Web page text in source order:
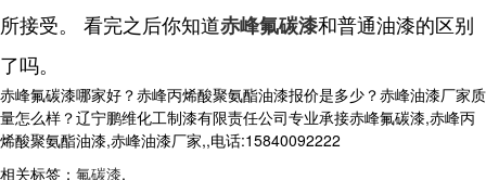
所接受。 看完之后你知道赤峰氟碳漆和普通油漆的区别
了吗。
赤峰氟碳漆哪家好？赤峰丙烯酸聚氨酯油漆报价是多少？赤峰油漆厂家质
量怎么样？辽宁鹏维化工制漆有限责任公司专业承接赤峰氟碳漆,赤峰丙
烯酸聚氨酯油漆,赤峰油漆厂家,,电话:15840092222
相关标签： 氟碳漆,